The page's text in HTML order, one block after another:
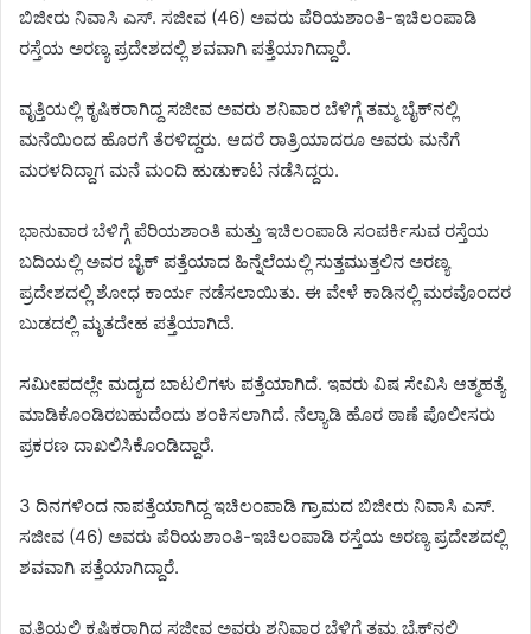
ಬಿಜೀರು ನಿವಾಸಿ ಎಸ್. ಸಜೀವ (46) ಅವರು ಪೆರಿಯಶಾಂತಿ-ಇಚಿಲಂಪಾಡಿ
ರಸ್ತೆಯ ಅರಣ್ಯ ಪ್ರದೇಶದಲ್ಲಿ ಶವವಾಗಿ ಪತ್ತೆಯಾಗಿದ್ದಾರೆ.
ವೃತ್ತಿಯಲ್ಲಿ ಕೃಷಿಕರಾಗಿದ್ದ ಸಜೀವ ಅವರು ಶನಿವಾರ ಬೆಳಿಗ್ಗೆ ತಮ್ಮ ಬೈಕ್‌ನಲ್ಲಿ
ಮನೆಯಿಂದ ಹೊರಗೆ ತೆರಳಿದ್ದರು. ಆದರೆ ರಾತ್ರಿಯಾದರೂ ಅವರು ಮನೆಗೆ
ಮರಳದಿದ್ದಾಗ ಮನೆ ಮಂದಿ ಹುಡುಕಾಟ ನಡೆಸಿದ್ದರು.
ಭಾನುವಾರ ಬೆಳಿಗ್ಗೆ ಪೆರಿಯಶಾಂತಿ ಮತ್ತು ಇಚಿಲಂಪಾಡಿ ಸಂಪರ್ಕಿಸುವ ರಸ್ತೆಯ
ಬದಿಯಲ್ಲಿ ಅವರ ಬೈಕ್ ಪತ್ತೆಯಾದ ಹಿನ್ನೆಲೆಯಲ್ಲಿ ಸುತ್ತಮುತ್ತಲಿನ ಅರಣ್ಯ
ಪ್ರದೇಶದಲ್ಲಿ ಶೋಧ ಕಾರ್ಯ ನಡೆಸಲಾಯಿತು. ಈ ವೇಳೆ ಕಾಡಿನಲ್ಲಿ ಮರವೊಂದರ
ಬುಡದಲ್ಲಿ ಮೃತದೇಹ ಪತ್ತೆಯಾಗಿದೆ.
ಸಮೀಪದಲ್ಲೇ ಮದ್ಯದ ಬಾಟಲಿಗಳು ಪತ್ತೆಯಾಗಿದೆ. ಇವರು ವಿಷ ಸೇವಿಸಿ ಆತ್ಮಹತ್ಯೆ
ಮಾಡಿಕೊಂಡಿರಬಹುದೆಂದು ಶಂಕಿಸಲಾಗಿದೆ. ನೆಲ್ಯಾಡಿ ಹೊರ ಠಾಣೆ ಪೊಲೀಸರು
ಪ್ರಕರಣ ದಾಖಲಿಸಿಕೊಂಡಿದ್ದಾರೆ.
3 ದಿನಗಳಿಂದ ನಾಪತ್ತೆಯಾಗಿದ್ದ ಇಚಿಲಂಪಾಡಿ ಗ್ರಾಮದ ಬಿಜೀರು ನಿವಾಸಿ ಎಸ್.
ಸಜೀವ (46) ಅವರು ಪೆರಿಯಶಾಂತಿ-ಇಚಿಲಂಪಾಡಿ ರಸ್ತೆಯ ಅರಣ್ಯ ಪ್ರದೇಶದಲ್ಲಿ
ಶವವಾಗಿ ಪತ್ತೆಯಾಗಿದ್ದಾರೆ.
ವೃತ್ತಿಯಲ್ಲಿ ಕೃಷಿಕರಾಗಿದ್ದ ಸಜೀವ ಅವರು ಶನಿವಾರ ಬೆಳಿಗ್ಗೆ ತಮ್ಮ ಬೈಕ್‌ನಲ್ಲಿ